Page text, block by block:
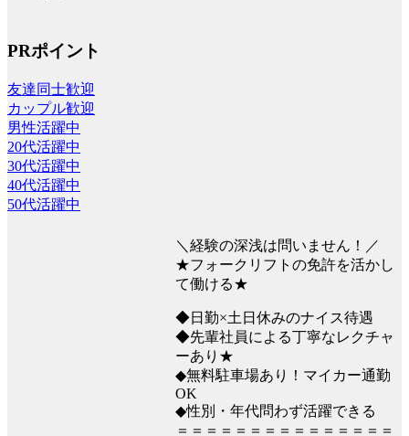
PRポイント
友達同士歓迎
カップル歓迎
男性活躍中
20代活躍中
30代活躍中
40代活躍中
50代活躍中
＼経験の深浅は問いません！／
★フォークリフトの免許を活かし
て働ける★
◆日勤×土日休みのナイス待遇
◆先輩社員による丁寧なレクチャ
ーあり★
◆無料駐車場あり！マイカー通勤
OK
◆性別・年代問わず活躍できる
＝＝＝＝＝＝＝＝＝＝＝＝＝＝＝